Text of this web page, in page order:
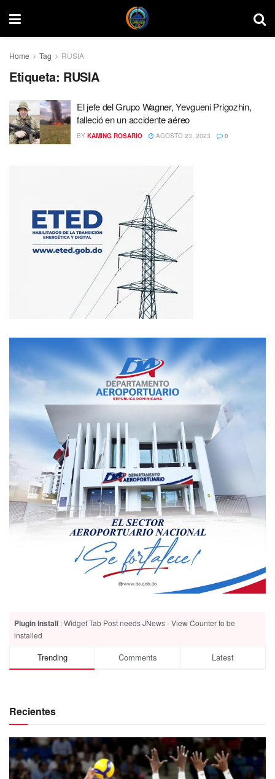
Home Tag RUSIA
Etiqueta: RUSIA
El jefe del Grupo Wagner, Yevgueni Prigozhin,
falleció en un accidente aéreo
BY KAMING ROSARIO AGOSTO 23, 2023 0
Plugin Install : Widget Tab Post needs JNews - View Counter to be
installed
Trending Comments Latest
Recientes